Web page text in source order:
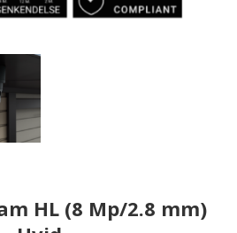
HL (8 Mp/2.8 mm)